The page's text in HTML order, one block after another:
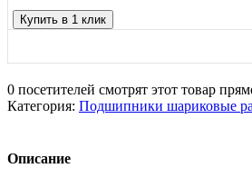
Купить в 1 клик
0 посетителей смотрят этот товар
Категория: Подшипники шариковые
Описание